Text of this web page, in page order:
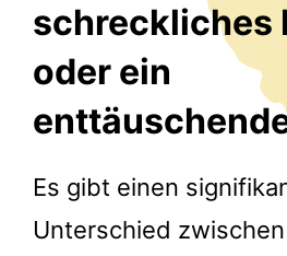
schreckliches
oder ein
Es gibt einen
Unterschied